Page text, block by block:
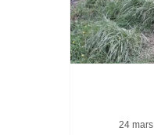
sur
la
nature
24